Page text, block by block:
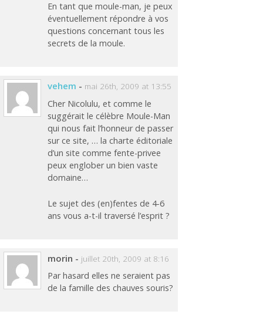
En tant que moule-man, je peux
éventuellement répondre à vos
questions concernant tous les
secrets de la moule.
vehem - mai 26th, 2009 at 13:55
Cher Nicolulu, et comme le
suggérait le célèbre Moule-Man
qui nous fait l’honneur de passer
sur ce site, … la charte éditoriale
d’un site comme fente-privee
peux englober un bien vaste
domaine…
Le sujet des (en)fentes de 4-6
ans vous a-t-il traversé l’esprit ?
morin - juillet 20th, 2009 at 8:16
Par hasard elles ne seraient pas
de la famille des chauves souris?